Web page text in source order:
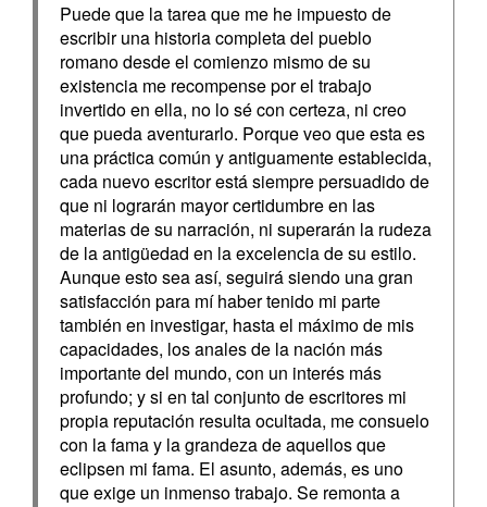
Puede que la tarea que me he impuesto de
escribir una historia completa del pueblo
romano desde el comienzo mismo de su
existencia me recompense por el trabajo
invertido en ella, no lo sé con certeza, ni creo
que pueda aventurarlo. Porque veo que esta es
una práctica común y antiguamente establecida,
cada nuevo escritor está siempre persuadido de
que ni lograrán mayor certidumbre en las
materias de su narración, ni superarán la rudeza
de la antigüedad en la excelencia de su estilo.
Aunque esto sea así, seguirá siendo una gran
satisfacción para mí haber tenido mi parte
también en investigar, hasta el máximo de mis
capacidades, los anales de la nación más
importante del mundo, con un interés más
profundo; y si en tal conjunto de escritores mi
propia reputación resulta ocultada, me consuelo
con la fama y la grandeza de aquellos que
eclipsen mi fama. El asunto, además, es uno
que exige un inmenso trabajo. Se remonta a